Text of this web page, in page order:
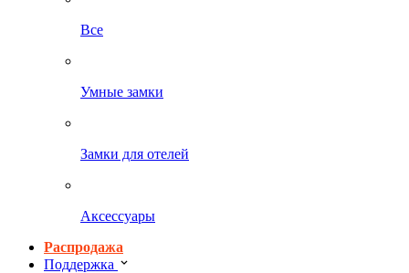
Все
Умные замки
Замки для отелей
Аксессуары
Распродажа
Поддержка